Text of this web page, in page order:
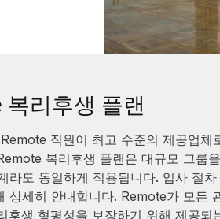
리후생 플랜
직원이 최고 수준의 제공업
복리후생 플랜은 대규모 그룹
라도 동일하게 적용됩니다. 입사 절
상세히 안내합니다. Remote가 모든
후생 형평성을 보장하기 위해 제공